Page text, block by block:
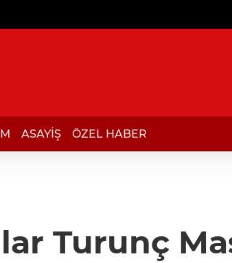
ASAYİŞ ÖZEL HABER
Turunç